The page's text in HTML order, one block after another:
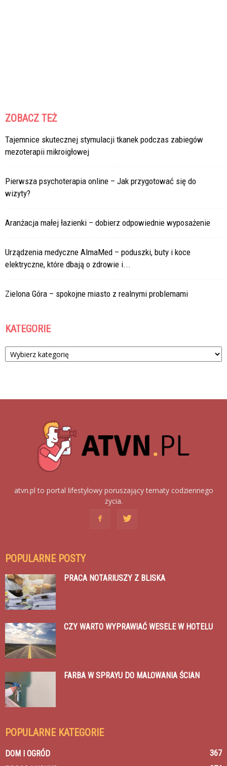
ZOBACZ TEŻ
Tajemnice skutecznej stymulacji tkanek podczas zabiegów
mezoterapii mikroigłowej
Pierwsza psychoterapia online – Jak przygotować się do
wizyty?
Aranżacja małej łazienki – dobierz odpowiednie wyposażenie
Urządzenia medyczne AlmaMed – poduszki, buty i koce
elektryczne, które dbają o zdrowie i...
Zielona Góra – spokojne miasto z realnymi problemami
KATEGORIE
Kategorie
atvn.pl to portal lifestylowy poruszający tematy codziennego
życia.
POPULARNE POSTY
PRACA NOTARIUSZY Z BLISKA
CZY WARTO WYPRAWIAĆ WESELE W HOTELU
FARBA W SPRAYU DO MALOWANIA ŚCIAN
POPULARNE KATEGORIE
DOM I OGRÓD
367